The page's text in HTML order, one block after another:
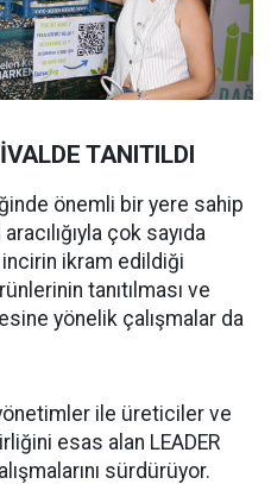
TANITILDI
önemli bir yere sahip
çok sayıda
incirin ikram edildiği
tanıtılması ve
yönelik çalışmalar da
ile üreticiler ve
esas alan LEADER
sürdürüyor.